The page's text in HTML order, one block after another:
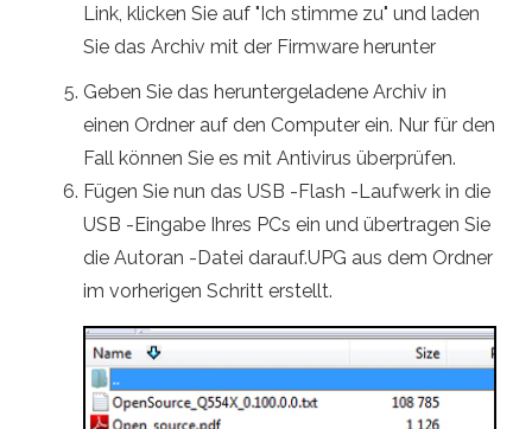
Link, klicken Sie auf "Ich stimme zu" und laden
Sie das Archiv mit der Firmware herunter
Geben Sie das heruntergeladene Archiv in
einen Ordner auf den Computer ein. Nur für den
Fall können Sie es mit Antivirus überprüfen.
Fügen Sie nun das USB -Flash -Laufwerk in die
USB -Eingabe Ihres PCs ein und übertragen Sie
die Autoran -Datei darauf.UPG aus dem Ordner
im vorherigen Schritt erstellt.